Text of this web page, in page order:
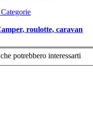
roulotte, caravan
potrebbero interessarti